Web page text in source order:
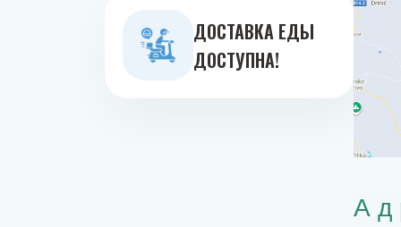
ДОСТАВКА ЕДЫ
ДОСТУПНА!